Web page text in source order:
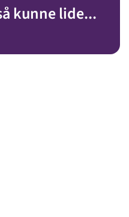
kunne lide...